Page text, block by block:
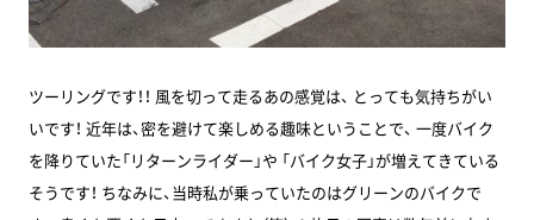
ツーリングです！！ 風を切って走るあの感覚は、 とっても気持ちがい
いです！ 近年は、密を避けて楽しめる趣味ということで、 一度バイク
を降りていた「リターンライダー」や 「バイク女子」が増えてきている
そうです！ ちなみに、当時私が乗っていたのはグリーンのバイクで